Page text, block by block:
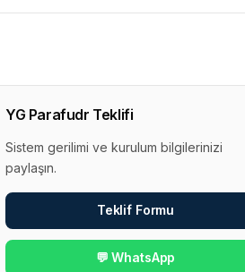
YG Parafudr Teklifi
Sistem gerilimi ve kurulum bilgilerinizi
paylaşın.
Teklif Formu
💬 WhatsApp